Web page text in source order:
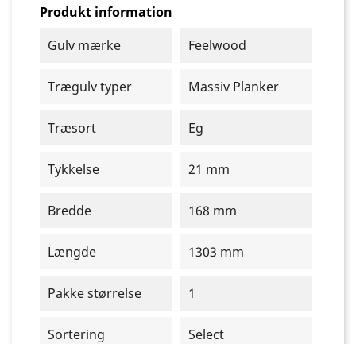
Produkt information
Gulv mærke
Feelwood
Trægulv typer Massiv Planker
Træsort Eg
Tykkelse 21 mm
Bredde 168 mm
Længde 1303 mm
Pakke størrelse 1
Sortering Select